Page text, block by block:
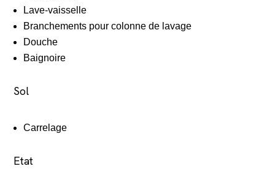
Lave-vaisselle
Branchements pour colonne de lavage
Douche
Baignoire
Sol
Carrelage
Etat